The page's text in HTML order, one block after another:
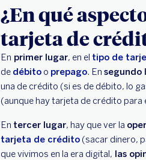
¿En qué
tarjeta de
En primer lugar, en el tipo de
de débito o prepago. En segundo
una de crédito (si es de débito, lo
(aunque hay tarjeta de crédito para
En tercer lugar, hay que ver la
tarjeta de crédito (sacar dinero,
que vivimos en la era digital, las